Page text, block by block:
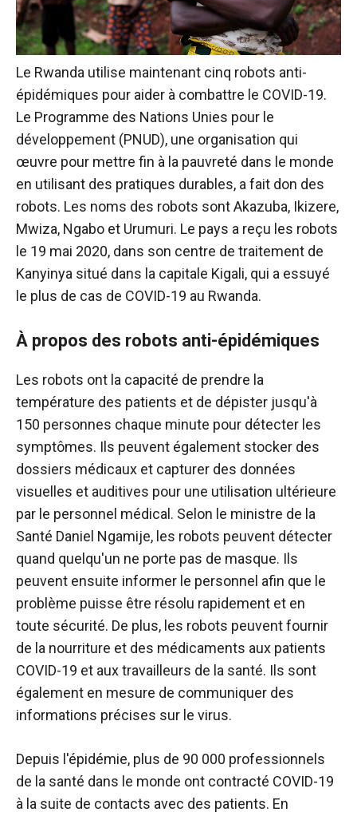
Le Rwanda utilise maintenant cinq robots anti-
épidémiques pour aider à combattre le COVID-19.
Le Programme des Nations Unies pour le
développement (PNUD), une organisation qui
œuvre pour mettre fin à la pauvreté dans le monde
en utilisant des pratiques durables, a fait don des
robots. Les noms des robots sont Akazuba, Ikizere,
Mwiza, Ngabo et Urumuri. Le pays a reçu les robots
le 19 mai 2020, dans son centre de traitement de
Kanyinya situé dans la capitale Kigali, qui a essuyé
le plus de cas de COVID-19 au Rwanda.
À propos des robots anti-épidémiques
Les robots ont la capacité de prendre la
température des patients et de dépister jusqu'à
150 personnes chaque minute pour détecter les
symptômes. Ils peuvent également stocker des
dossiers médicaux et capturer des données
visuelles et auditives pour une utilisation ultérieure
par le personnel médical. Selon le ministre de la
Santé Daniel Ngamije, les robots peuvent détecter
quand quelqu'un ne porte pas de masque. Ils
peuvent ensuite informer le personnel afin que le
problème puisse être résolu rapidement et en
toute sécurité. De plus, les robots peuvent fournir
de la nourriture et des médicaments aux patients
COVID-19 et aux travailleurs de la santé. Ils sont
également en mesure de communiquer des
informations précises sur le virus.
Depuis l'épidémie, plus de 90 000 professionnels
de la santé dans le monde ont contracté COVID-19
à la suite de contacts avec des patients. En